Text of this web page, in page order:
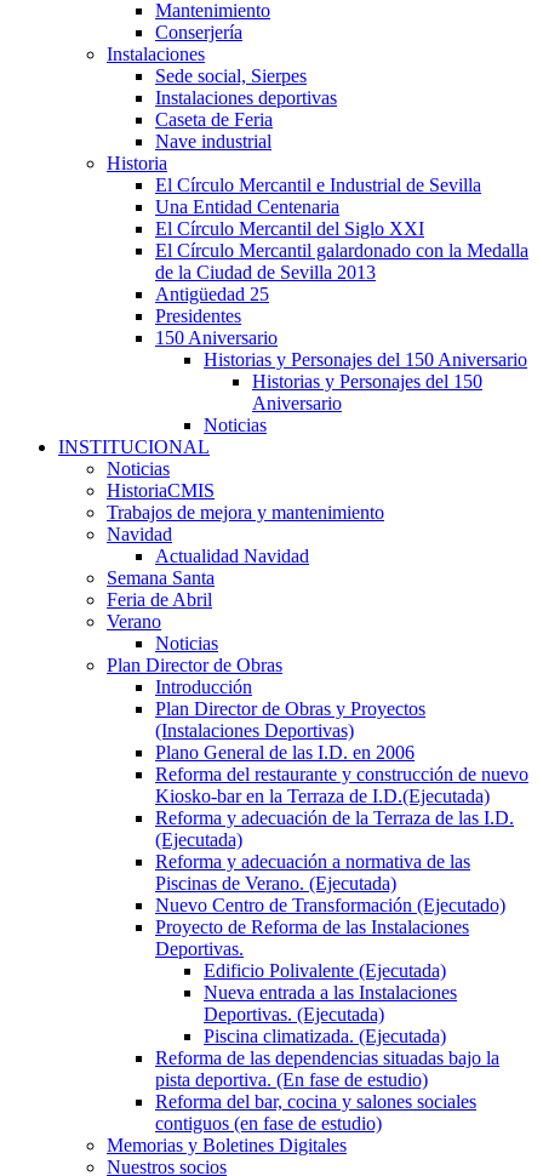
Mantenimiento
Conserjería
Instalaciones
Sede social, Sierpes
Instalaciones deportivas
Caseta de Feria
Nave industrial
Historia
El Círculo Mercantil e Industrial de Sevilla
Una Entidad Centenaria
El Círculo Mercantil del Siglo XXI
El Círculo Mercantil galardonado con la Medalla
de la Ciudad de Sevilla 2013
Antigüedad 25
Presidentes
150 Aniversario
Historias y Personajes del 150 Aniversario
Historias y Personajes del 150
Aniversario
Noticias
INSTITUCIONAL
Noticias
HistoriaCMIS
Trabajos de mejora y mantenimiento
Navidad
Actualidad Navidad
Semana Santa
Feria de Abril
Verano
Noticias
Plan Director de Obras
Introducción
Plan Director de Obras y Proyectos
(Instalaciones Deportivas)
Plano General de las I.D. en 2006
Reforma del restaurante y construcción de nuevo
Kiosko-bar en la Terraza de I.D.(Ejecutada)
Reforma y adecuación de la Terraza de las I.D.
(Ejecutada)
Reforma y adecuación a normativa de las
Piscinas de Verano. (Ejecutada)
Nuevo Centro de Transformación (Ejecutado)
Proyecto de Reforma de las Instalaciones
Deportivas.
Edificio Polivalente (Ejecutada)
Nueva entrada a las Instalaciones
Deportivas. (Ejecutada)
Piscina climatizada. (Ejecutada)
Reforma de las dependencias situadas bajo la
pista deportiva. (En fase de estudio)
Reforma del bar, cocina y salones sociales
contiguos (en fase de estudio)
Memorias y Boletines Digitales
Nuestros socios